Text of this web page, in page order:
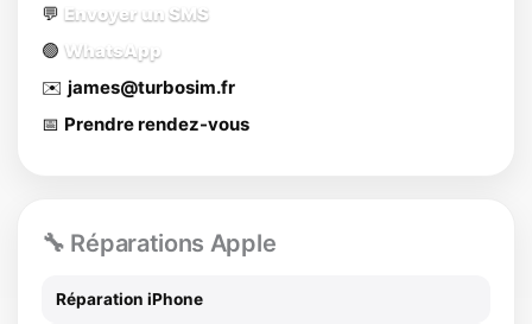
💬 Envoyer un SMS
🟢 WhatsApp
✉️ james@turbosim.fr
📅 Prendre rendez-vous
🔧 Réparations Apple
Réparation iPhone